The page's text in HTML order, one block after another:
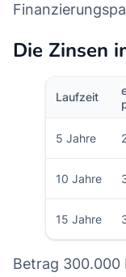
Die Zinsen
Laufzeit
5 Jahre
10 Jahre
15 Jahre
Betrag 300.000